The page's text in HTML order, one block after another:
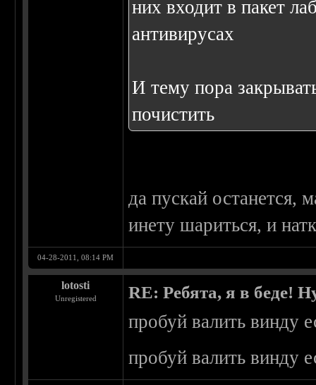
них входит в пакет
антивирусах
И тему пора
почистить
да пускай останется,
инету шариться, и
04-28-2011, 08:14 PM
lotosti
Unregistered RE: Ребята, я в беде!
пробуй валить винду
пробуй валить винду